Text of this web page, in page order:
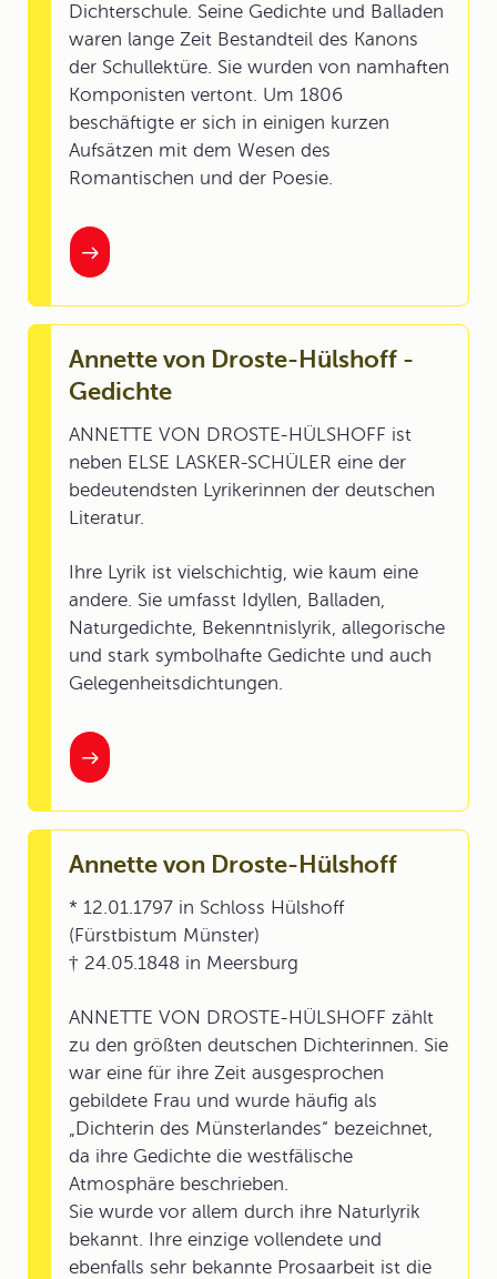
Dichterschule. Seine Gedichte und Balladen
waren lange Zeit Bestandteil des Kanons
der Schullektüre. Sie wurden von namhaften
Komponisten vertont. Um 1806
beschäftigte er sich in einigen kurzen
Aufsätzen mit dem Wesen des
Romantischen und der Poesie.
Annette von Droste-Hülshoff -
Gedichte
ANNETTE VON DROSTE-HÜLSHOFF ist
neben ELSE LASKER-SCHÜLER eine der
bedeutendsten Lyrikerinnen der deutschen
Literatur.
Ihre Lyrik ist vielschichtig, wie kaum eine
andere. Sie umfasst Idyllen, Balladen,
Naturgedichte, Bekenntnislyrik, allegorische
und stark symbolhafte Gedichte und auch
Gelegenheitsdichtungen.
Annette von Droste-Hülshoff
* 12.01.1797 in Schloss Hülshoff
(Fürstbistum Münster)
† 24.05.1848 in Meersburg
ANNETTE VON DROSTE-HÜLSHOFF zählt
zu den größten deutschen Dichterinnen. Sie
war eine für ihre Zeit ausgesprochen
gebildete Frau und wurde häufig als
„Dichterin des Münsterlandes“ bezeichnet,
da ihre Gedichte die westfälische
Atmosphäre beschrieben.
Sie wurde vor allem durch ihre Naturlyrik
bekannt. Ihre einzige vollendete und
ebenfalls sehr bekannte Prosaarbeit ist die